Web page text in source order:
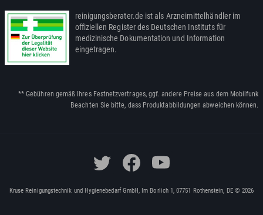
reinigungsberater.de ist als Arzneimittelhändler im
offiziellen Register des Deutschen Instituts für
medizinische Dokumentation und Information
eingetragen.
** Gebühren gemäß Ihres Festnetzvertrages, ggf. andere Preise aus dem Mobilfunk
Beachten Sie bitte, dass Produktabbildungen abweichen können.
Kruse Reinigungstechnik und Hygienebedarf GmbH, Im Borlich 1, 07751 Rothenstein, DE © 2026